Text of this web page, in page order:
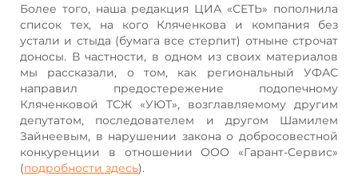
Более того, наша редакция ЦИА «СЕТЬ» пополнила
список тех, на кого Кляченкова и компания без
устали и стыда (бумага все стерпит) отныне строчат
доносы. В частности, в одном из своих материалов
мы рассказали, о том, как региональный УФАС
направил предостережение подопечному
Кляченковой ТСЖ «УЮТ», возглавляемому другим
депутатом, последователем и другом Шамилем
Зайнеевым, в нарушении закона о добросовестной
конкуренции в отношении ООО «Гарант-Сервис»
(подробности здесь).